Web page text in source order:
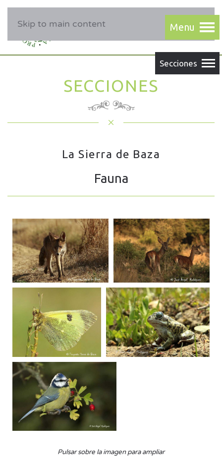
Skip to main content
SECCIONES
La Sierra de Baza
Fauna
Pulsar sobre la imagen para ampliar